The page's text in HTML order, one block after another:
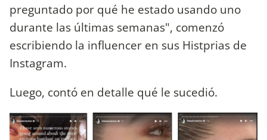
preguntado por qué he estado usando uno
durante las últimas semanas", comenzó
escribiendo la influencer en sus Histprias de
Instagram.
Luego, contó en detalle qué le sucedió.